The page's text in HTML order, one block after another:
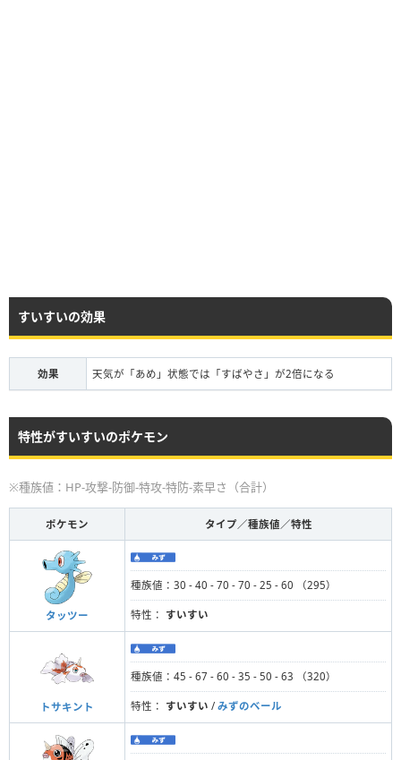
すいすいの効果
効果 天気が「あめ」状態では「すばやさ」が2倍になる
特性がすいすいのポケモン
※種族値：HP-攻撃-防御-特攻-特防-素早さ（合計）
ポケモン タイプ／種族値／特性
タッツー
種族値：30 - 40 - 70 - 70 - 25 - 60 （295）
特性： すいすい
トサキント
種族値：45 - 67 - 60 - 35 - 50 - 63 （320）
特性： すいすい / みずのベール